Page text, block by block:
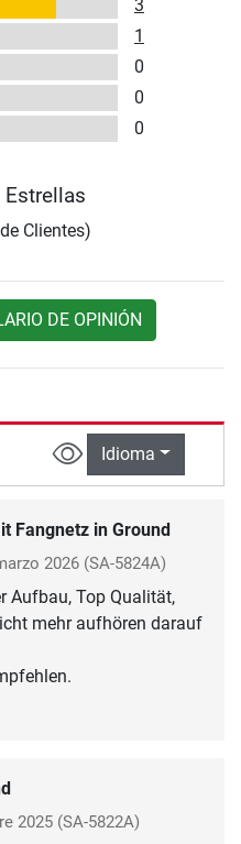
3
1
0
0
0
Estrellas
Clientes)
DE OPINIÓN
Idioma
Fangnetz in Ground
2026 (SA-5824A)
Aufbau, Top Qualität,
mehr aufhören darauf
2025 (SA-5822A)